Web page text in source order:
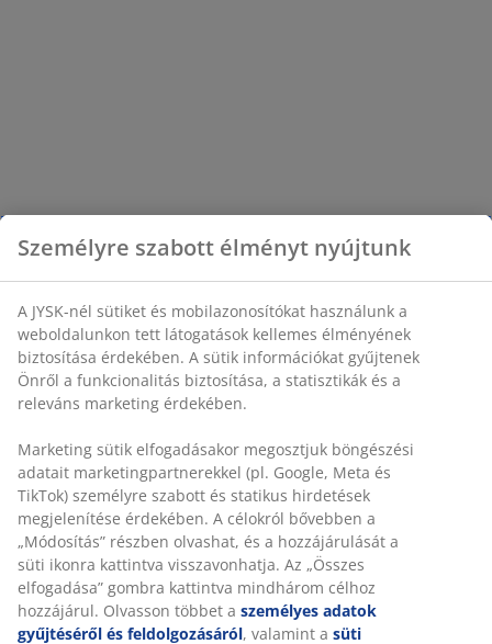
Személyre szabott élményt nyújtunk
A JYSK-nél sütiket és mobilazonosítókat használunk a
weboldalunkon tett látogatások kellemes élményének
biztosítása érdekében. A sütik információkat gyűjtenek
Önről a funkcionalitás biztosítása, a statisztikák és a
releváns marketing érdekében.
Marketing sütik elfogadásakor megosztjuk böngészési
adatait marketingpartnerekkel (pl. Google, Meta és
TikTok) személyre szabott és statikus hirdetések
megjelenítése érdekében. A célokról bővebben a
„Módosítás” részben olvashat, és a hozzájárulását a
süti ikonra kattintva visszavonhatja. Az „Összes
elfogadása” gombra kattintva mindhárom célhoz
hozzájárul. Olvasson többet a személyes adatok
gyűjtéséről és feldolgozásáról, valamint a süti